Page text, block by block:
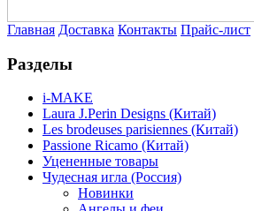
Главная Доставка Контакты Прайс-лист
Разделы
i-MAKE
Laura J.Perin Designs (Китай)
Les brodeuses parisiennes (Китай)
Passione Ricamo (Китай)
Уцененные товары
Чудесная игла (Россия)
Новинки